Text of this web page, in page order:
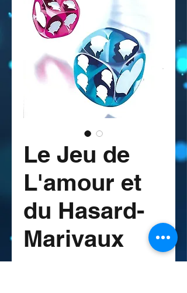
Le Jeu de
L'amour et
du Hasard-
Marivaux